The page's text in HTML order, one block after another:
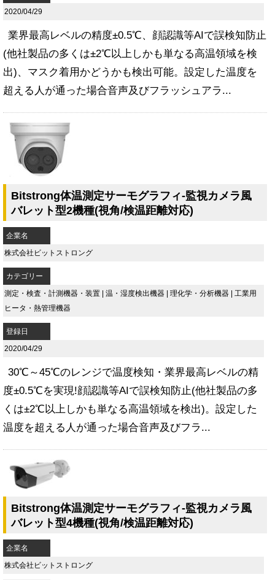
2020/04/29
業界最高レベルの精度±0.5℃、顔認識等AIで誤検知防止
(他社製品の多くは±2℃以上しかも単なる高温領域を検
出)、マスク着用かどうかも検出可能。設定した温度を
超える人が通った場合音声及びフラッシュアラ...
Bitstrong体温測定サーモグラフィ-監視カメラ風
バレット型2機種(視角/検温距離対応)
企業名
株式会社ビットストロング
カテゴリー
測定・検査・計測機器・装置 | 温・湿度検出機器 | 理化学・分析機器 | 工業用
ヒータ・熱管理機器
登録日
2020/04/29
30℃～45℃のレンジで温度検知・業界最高レベルの精
度±0.5℃を実現!顔認識等AIで誤検知防止(他社製品の多
くは±2℃以上しかも単なる高温領域を検出)。設定した
温度を超える人が通った場合音声及びフラ...
Bitstrong体温測定サーモグラフィ-監視カメラ風
バレット型4機種(視角/検温距離対応)
企業名
株式会社ビットストロング